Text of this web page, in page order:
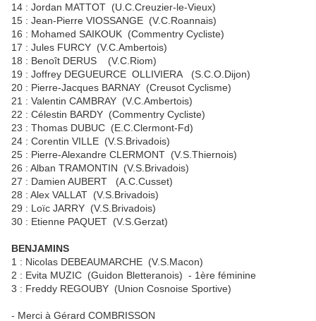
14 : Jordan MATTOT (U.C.Creuzier-le-Vieux)
15 : Jean-Pierre VIOSSANGE (V.C.Roannais)
16 : Mohamed SAIKOUK (Commentry Cycliste)
17 : Jules FURCY (V.C.Ambertois)
18 : Benoît DERUS (V.C.Riom)
19 : Joffrey DEGUEURCE OLLIVIERA (S.C.O.Dijon)
20 : Pierre-Jacques BARNAY (Creusot Cyclisme)
21 : Valentin CAMBRAY (V.C.Ambertois)
22 : Célestin BARDY (Commentry Cycliste)
23 : Thomas DUBUC (E.C.Clermont-Fd)
24 : Corentin VILLE (V.S.Brivadois)
25 : Pierre-Alexandre CLERMONT (V.S.Thiernois)
26 : Alban TRAMONTIN (V.S.Brivadois)
27 : Damien AUBERT (A.C.Cusset)
28 : Alex VALLAT (V.S.Brivadois)
29 : Loïc JARRY (V.S.Brivadois)
30 : Etienne PAQUET (V.S.Gerzat)
BENJAMINS
1 : Nicolas DEBEAUMARCHE (V.S.Macon)
2 : Evita MUZIC (Guidon Bletteranois) - 1ère féminine
3 : Freddy REGOUBY (Union Cosnoise Sportive)
- Merci à Gérard COMBRISSON